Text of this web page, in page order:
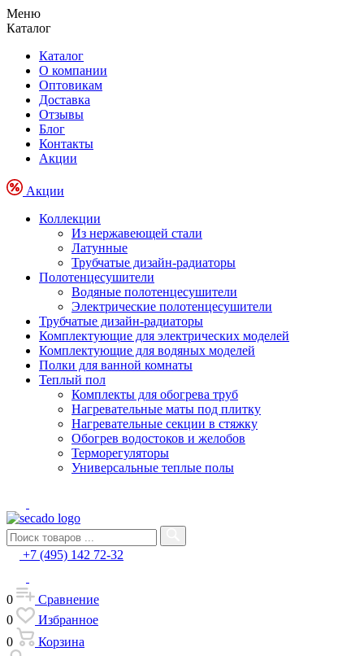
Меню
Каталог
Каталог
О компании
Оптовикам
Доставка
Отзывы
Блог
Контакты
Акции
Акции
Коллекции
Из нержавеющей стали
Латунные
Трубчатые дизайн-радиаторы
Полотенцесушители
Водяные полотенцесушители
Электрические полотенцесушители
Трубчатые дизайн-радиаторы
Комплектующие для электрических моделей
Комплектующие для водяных моделей
Полки для ванной комнаты
Теплый пол
Комплекты для обогрева труб
Нагревательные маты под плитку
Нагревательные секции в стяжку
Обогрев водостоков и желобов
Терморегуляторы
Универсальные теплые полы
+7 (495) 142 72-32
0
Сравнение
0
Избранное
0
Корзина